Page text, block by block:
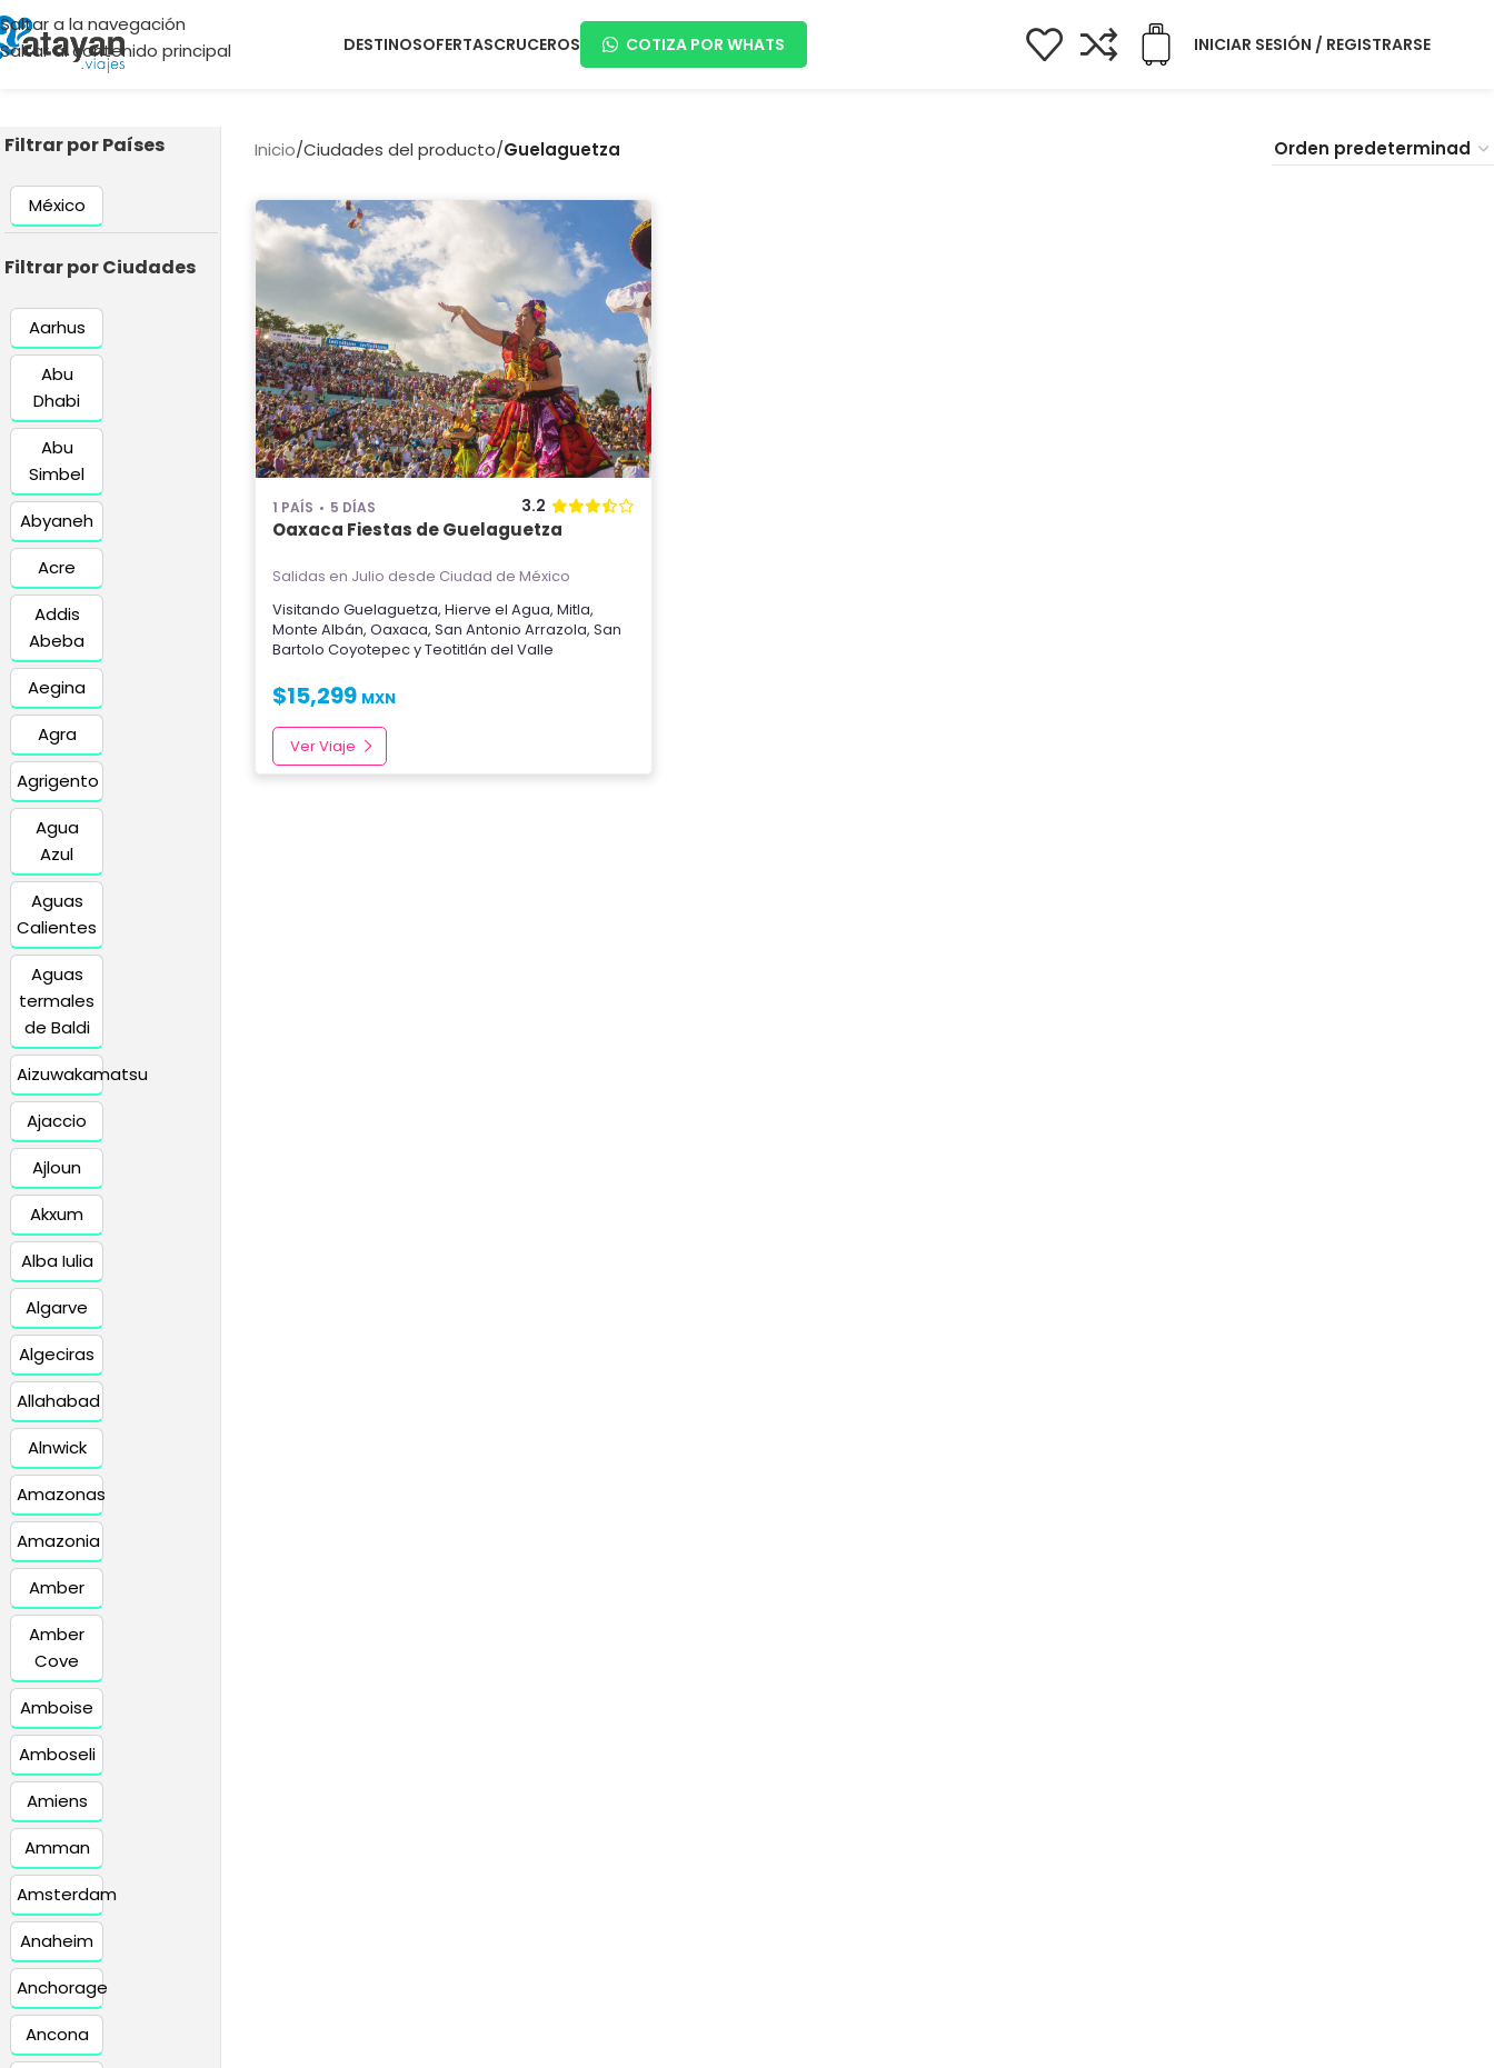
Saltar a la navegación
Saltar al contenido principal
DESTINOSOFERTASCRUCEROS COTIZA POR WHATS INICIAR SESIÓN / REGISTRARSE
Filtrar por Países
México
Filtrar por Ciudades
Aarhus
Abu
Dhabi
Abu
Simbel
Abyaneh
Acre
Addis
Abeba
Aegina
Agra
Agrigento
Agua
Azul
Aguas
Calientes
Aguas
termales
de Baldi
Aizuwakamatsu
Ajaccio
Ajloun
Akxum
Alba Iulia
Algarve
Algeciras
Allahabad
Alnwick
Amazonas
Amazonia
Amber
Amber
Cove
Amboise
Amboseli
Amiens
Amman
Amsterdam
Anaheim
Anchorage
Ancona
Inicio/Ciudades del producto/Guelaguetza
1 PAÍS 5 DÍAS 3.2
Oaxaca Fiestas de Guelaguetza
Salidas en Julio desde Ciudad de México
Visitando Guelaguetza, Hierve el Agua, Mitla,
Monte Albán, Oaxaca, San Antonio Arrazola, San
Bartolo CoyotepecyTeotitlán del Valle
$15,299 MXN
Ver Viaje